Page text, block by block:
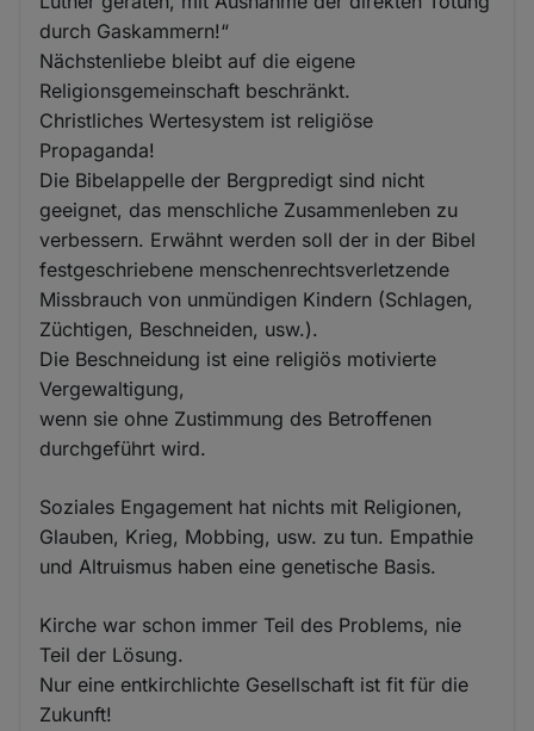
durch Gaskammern!“
Nächstenliebe bleibt auf die eigene
Religionsgemeinschaft beschränkt.
Christliches Wertesystem ist religiöse
Propaganda!
Die Bibelappelle der Bergpredigt sind nicht
geeignet, das menschliche Zusammenleben zu
verbessern. Erwähnt werden soll der in der Bibel
festgeschriebene menschenrechtsverletzende
Missbrauch von unmündigen Kindern (Schlagen,
Züchtigen, Beschneiden, usw.).
Die Beschneidung ist eine religiös motivierte
Vergewaltigung,
wenn sie ohne Zustimmung des Betroffenen
durchgeführt wird.
Soziales Engagement hat nichts mit Religionen,
Glauben, Krieg, Mobbing, usw. zu tun. Empathie
und Altruismus haben eine genetische Basis.
Kirche war schon immer Teil des Problems, nie
Teil der Lösung.
Nur eine entkirchlichte Gesellschaft ist fit für die
Zukunft!